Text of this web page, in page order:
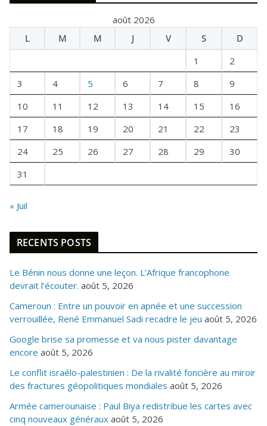
I
U
F
S
août 2026
L
M M J V S
D
1
2
3
4 5 6 7 8
9
10
11 12 13 14 15
16
17
18 19 20 21 22
23
24
25 26 27 28 29
30
31
« Juil
RECENTS POSTS
Le Bénin nous donne une leçon. L’Afrique francophone
devrait l’écouter. août 5, 2026
Cameroun : Entre un pouvoir en apnée et une succession
verrouillée, René Emmanuel Sadi recadre le jeu août 5, 2026
Google brise sa promesse et va nous pister davantage
encore août 5, 2026
Le conflit israélo-palestinien : De la rivalité foncière au miroir
des fractures géopolitiques mondiales août 5, 2026
Armée camerounaise : Paul Biya redistribue les cartes avec
cinq nouveaux généraux août 5, 2026